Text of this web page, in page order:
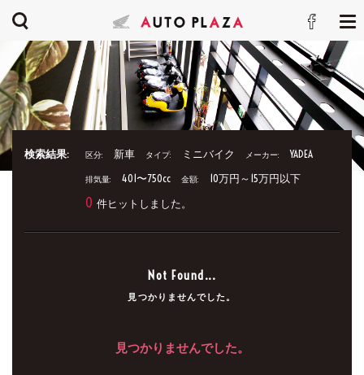
検索結果: 区分: 新車 タイプ: ミニバイク メーカー: YADEA
排気量: 401〜750cc 金額: 10万円～15万円以下
0 件ヒットしました。
Not Found...
見つかりませんでした。
見つかりませんでした。